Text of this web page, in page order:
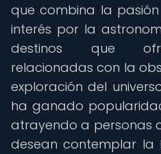
que combina la
interés por la
destinos que
relacionadas con la
exploración del
ha ganado
atrayendo a personas
desean contemplar la